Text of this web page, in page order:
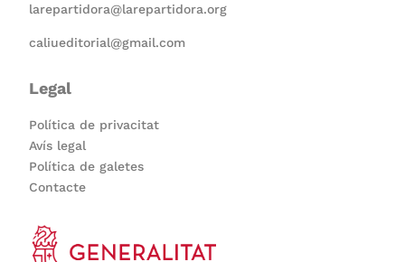
larepartidora@larepartidora.org
caliueditorial@gmail.com
Legal
Política de privacitat
Avís legal
Política de galetes
Contacte